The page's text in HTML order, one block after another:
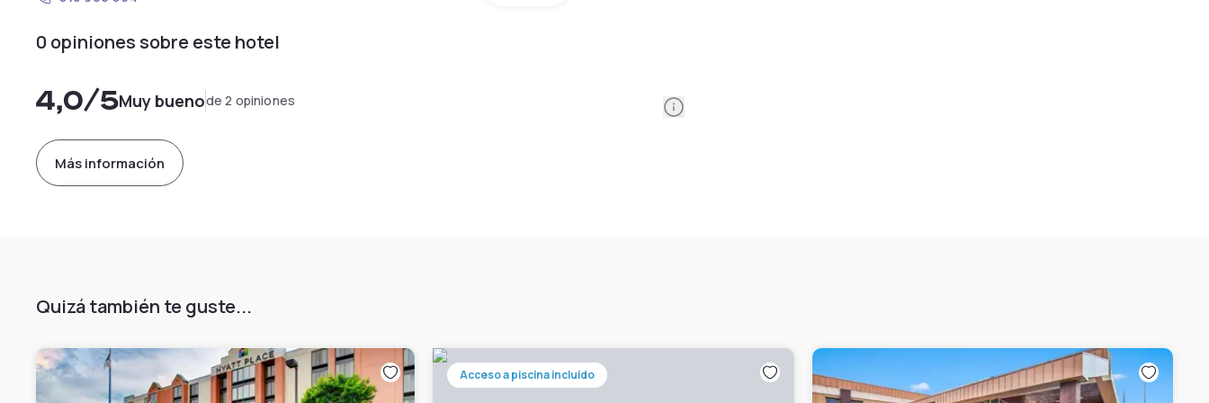
0 opiniones sobre este hotel
4,0/5Muy buenode 2 opiniones Information
Más información
Quizá también te guste...
Acceso a piscina incluido